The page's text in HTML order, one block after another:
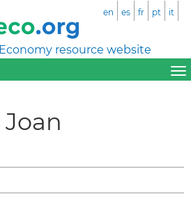
resource website
en es fr pt it